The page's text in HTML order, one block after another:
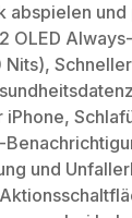
abspielen und
OLED
iPhone,
und